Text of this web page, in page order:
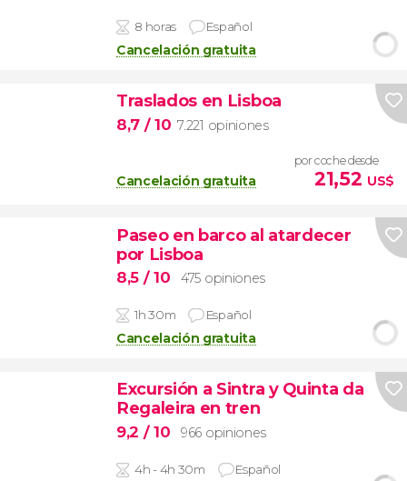
8 horas Español
Cancelación gratuita
Traslados en Lisboa
8,7 / 10 7.221 opiniones
Cancelación gratuita
por coche desde
21,52 US$
Paseo en barco al atardecer
por Lisboa
8,5 / 10 475 opiniones
1h 30m Español
Cancelación gratuita
Excursión a Sintra y Quinta da
Regaleira en tren
9,2 / 10 966 opiniones
4h - 4h 30m Español